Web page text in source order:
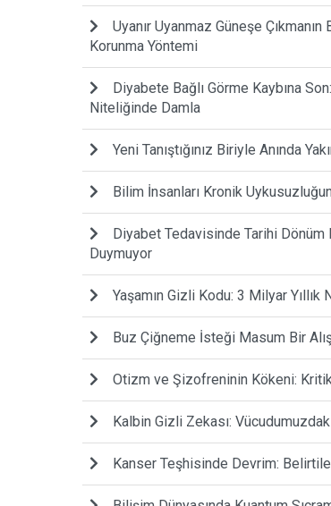
Uyanır Uyanmaz Güneşe
Korunma Yöntemi
Diyabete Bağlı Görme Kaybına
Niteliğinde Damla
Yeni Tanıştığınız Biriyle Anında
Bilim İnsanları Kronik
Diyabet Tedavisinde Tarihi Dönüm
Duymuyor
Yaşamın Gizli Kodu: 3 Milyar Yıllık
Buz Çiğneme İsteği Masum Bir
Otizm ve Şizofreninin Kökeni:
Kalbin Gizli Zekası:
Kanser Teşhisinde Devrim: